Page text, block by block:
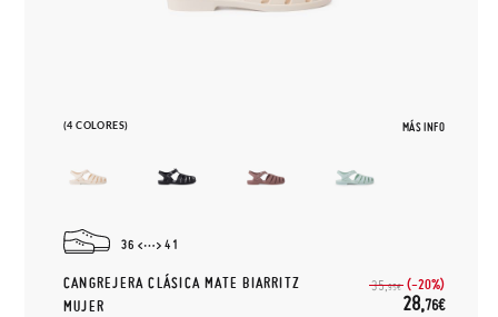
(4 COLORES) MÁS INFO
36 41
CANGREJERA CLÁSICA MATE BIARRITZ
MUJER
35,95€ (-20%)
28,76€